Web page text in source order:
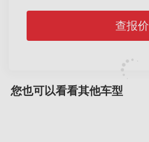
查报价
您也可以看看其他车型